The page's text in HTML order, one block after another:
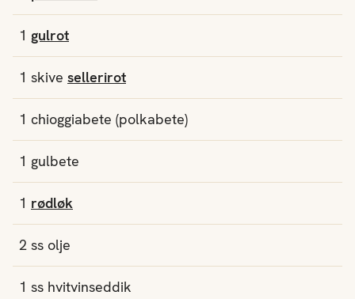
1 gulrot
1 skive sellerirot
1 chioggiabete (polkabete)
1 gulbete
1 rødløk
2 ss olje
1 ss hvitvinseddik